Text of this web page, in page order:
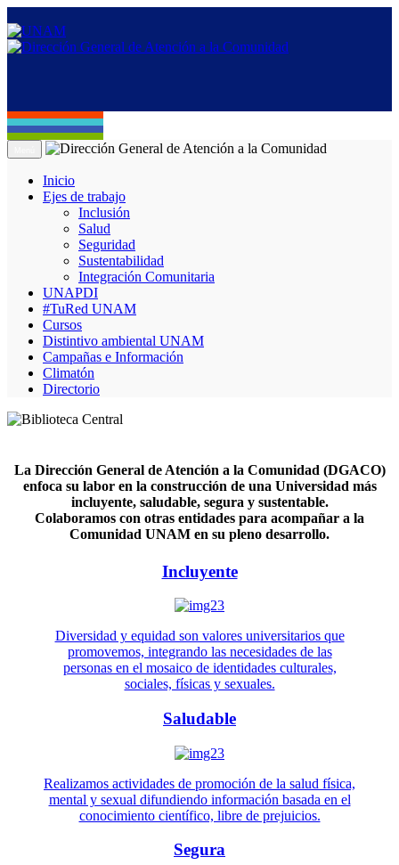
Inicio
Ejes de trabajo
Inclusión
Salud
Seguridad
Sustentabilidad
Integración Comunitaria
UNAPDI
#TuRed UNAM
Cursos
Distintivo ambiental UNAM
Campañas e Información
Climatón
Directorio
La Dirección General de Atención a la Comunidad (DGACO)
enfoca su labor en la construcción de una Universidad más
incluyente, saludable, segura y sustentable.
Colaboramos con otras entidades para acompañar a la
Comunidad UNAM en su pleno desarrollo.
Incluyente
Diversidad y equidad son valores universitarios que
promovemos, integrando las necesidades de las
personas en el mosaico de identidades culturales,
sociales, físicas y sexuales.
Saludable
Realizamos actividades de promoción de la salud física,
mental y sexual difundiendo información basada en el
conocimiento científico, libre de prejuicios.
Segura